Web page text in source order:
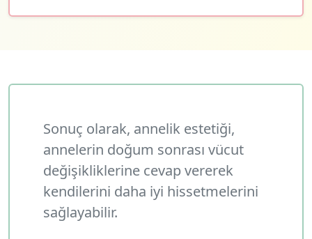
Sonuç olarak, annelik estetiği,
annelerin doğum sonrası vücut
değişikliklerine cevap vererek
kendilerini daha iyi hissetmelerini
sağlayabilir.